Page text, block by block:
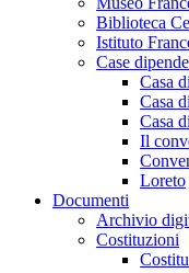
Biblioteca
Istituto
Case
Casa
Casa
Casa
Il
Loreto
Documenti
Archivio
Costituzioni